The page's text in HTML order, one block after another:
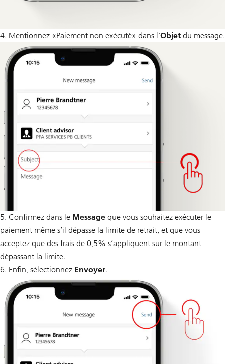
4. Mentionnez «Paiement non exécuté» dans l’Objet du message.
5. Confirmez dans le Message que vous souhaitez exécuter le
paiement même s’il dépasse la limite de retrait, et que vous
acceptez que des frais de 0,5% s’appliquent sur le montant
dépassant la limite.
6. Enfin, sélectionnez Envoyer.